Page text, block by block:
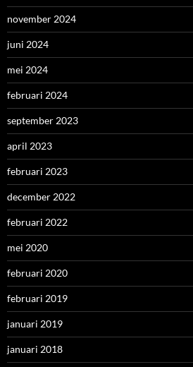
november 2024
juni 2024
mei 2024
februari 2024
september 2023
april 2023
februari 2023
december 2022
februari 2022
mei 2020
februari 2020
februari 2019
januari 2019
januari 2018